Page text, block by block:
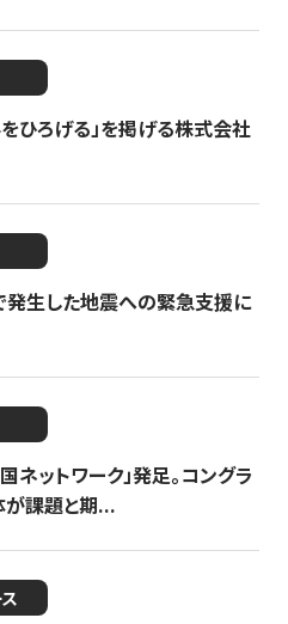
ひろげる」を掲げる株式会社
発生した地震への緊急支援に
ットワーク」発足。コングラ
が課題と期...